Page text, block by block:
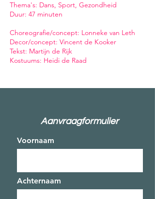
​Thema's: Dans, Sport, Gezondheid
Duur: 47 minuten
Choreografie/concept: Lonneke van Leth
Decor/concept: Vincent de Kooker
Tekst: Martijn de Rijk
Kostuums: Heidi de Raad
Aanvraagformulier
Voornaam
Achternaam